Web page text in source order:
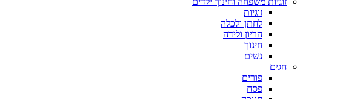
זוגיות
לחתן ולכלה
הריון ולידה
חינוך
נשים
חגים
פורים
פסח